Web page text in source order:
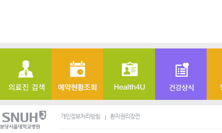
개인정보처리방침 환자권리장전